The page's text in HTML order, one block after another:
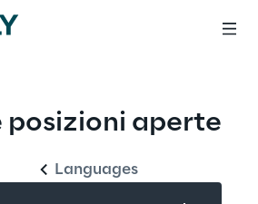
Languages
posizioni aperte